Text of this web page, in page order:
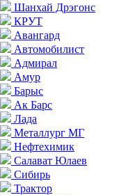
Шанхай Дрэгонс
КРУТ
Авангард
Автомобилист
Адмирал
Амур
Барыс
Ак Барс
Лада
Металлург МГ
Нефтехимик
Салават Юлаев
Сибирь
Трактор